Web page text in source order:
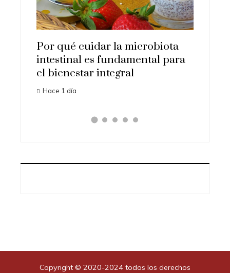
Por qué cuidar la microbiota
intestinal es fundamental para
el bienestar integral
Hace 1 día
Copyright © 2020-2024 todos los derechos